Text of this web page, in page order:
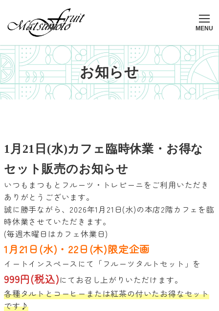
ン
コ
ン
テ
ン
ツ
へ
MENU
お知らせ
1月21日(水)カフェ臨時休業・お得な
セット販売のお知らせ
いつもまつもとフルーツ・トレピーニをご利用いただき
ありがとうございます。
誠に勝手ながら、2026年1月21日(水)の本店2階カフェを臨
時休業させていただきます。
(毎週木曜日はカフェ休業日)
1月21日(水)・22日(木)限定企画
イートインスペースにて「フルーツタルトセット」を
999円(税込)にてお召し上がりいただけます。
各種タルトとコーヒーまたは紅茶の付いたお得なセット
です♪